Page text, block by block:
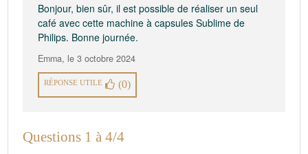
Bonjour, bien sûr, il est possible de réaliser un seul
café avec cette machine à capsules Sublime de
Philips. Bonne journée.
Emma, le 3 octobre 2024
RÉPONSE UTILE (0)
Questions 1 à 4/4